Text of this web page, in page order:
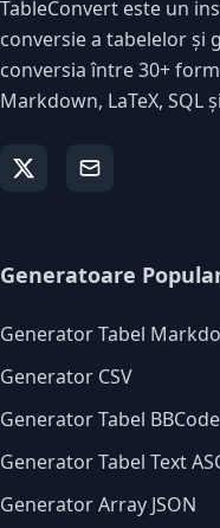
TableConvert este un
conversie a tabelelor și
conversia între 30+
Markdown, LaTeX, SQL
Generatoare
Generator Tabel
Generator CSV
Generator Tabel BBCode
Generator Tabel Text
Generator Array JSON